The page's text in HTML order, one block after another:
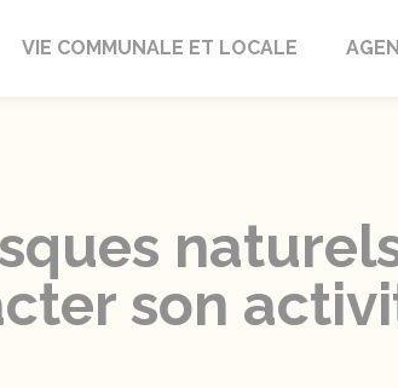
Lautrait
VIE COMMUNALE ET LOCALE
son